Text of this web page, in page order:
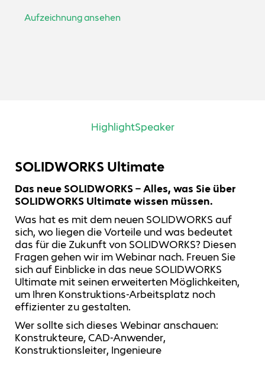
Aufzeichnung ansehen
HighlightSpeaker
SOLIDWORKS Ultimate
Das neue SOLIDWORKS – Alles, was Sie über
SOLIDWORKS Ultimate wissen müssen.
Was hat es mit dem neuen SOLIDWORKS auf
sich, wo liegen die Vorteile und was bedeutet
das für die Zukunft von SOLIDWORKS? Diesen
Fragen gehen wir im Webinar nach. Freuen Sie
sich auf Einblicke in das neue SOLIDWORKS
Ultimate mit seinen erweiterten Möglichkeiten,
um Ihren Konstruktions-Arbeitsplatz noch
effizienter zu gestalten.
Wer sollte sich dieses Webinar anschauen:
Konstrukteure, CAD-Anwender,
Konstruktionsleiter, Ingenieure